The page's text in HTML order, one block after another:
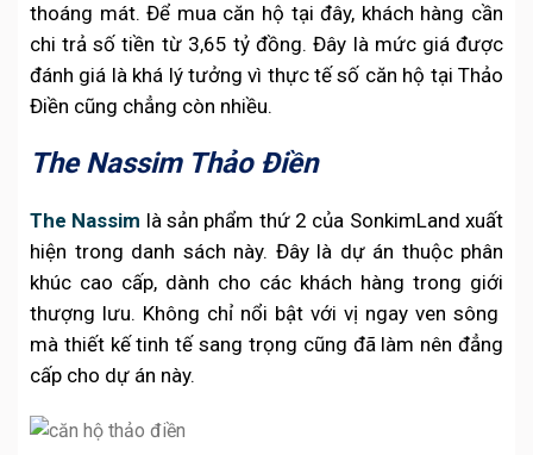
thoáng mát. Để mua căn hộ tại đây, khách hàng cần
chi trả số tiền từ 3,65 tỷ đồng. Đây là mức giá được
đánh giá là khá lý tưởng vì thực tế số căn hộ tại Thảo
Điền cũng chẳng còn nhiều.
The Nassim Thảo Điền
The Nassim là sản phẩm thứ 2 của SonkimLand xuất
hiện trong danh sách này. Đây là dự án thuộc phân
khúc cao cấp, dành cho các khách hàng trong giới
thượng lưu. Không chỉ nổi bật với vị ngay ven sông
mà thiết kế tinh tế sang trọng cũng đã làm nên đẳng
cấp cho dự án này.